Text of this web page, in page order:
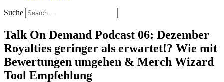
Suche
Talk On Demand Podcast 06: Dezember
Royalties geringer als erwartet!? Wie mit
Bewertungen umgehen & Merch Wizard
Tool Empfehlung